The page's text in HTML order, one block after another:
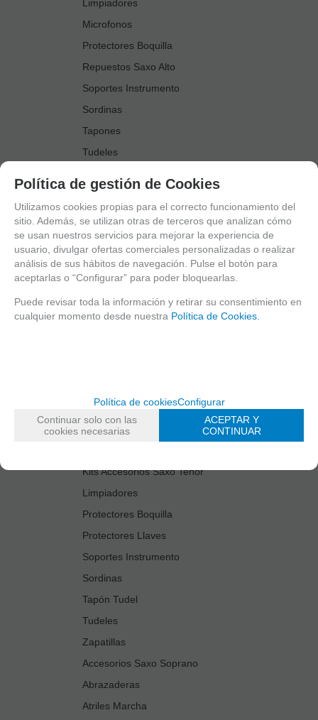
Limpiadores
Microfonos
Protectores Boquilla
Repuestos Saxo Alto
Soportes Instrumento
Sordinas
Tapones
Tudeles
Accesorios Saxo Tenor
Abrazaderas
Anillo Fonico Saxo Tenor
Atriles Marcha
Boquillas
Boquilleros
Cañas
Estuches Guardacañas
Estuches Instrumento
Kits Accesorios Saxo Tenor
Limpiadores
Protectores Boquilla
Protectores Llaves
Soportes Instrumento
Sordinas
Tapón Tudel
Tudeles
Zapatillas
Accesorios Saxo Soprano
Abrazaderas
Atriles Marcha
Política de gestión de Cookies
Utilizamos cookies propias para el correcto funcionamiento del
sitio. Además, se utilizan otras de terceros que analizan cómo
se usan nuestros servicios para mejorar la experiencia de
usuario, divulgar ofertas comerciales personalizadas o realizar
análisis de sus hábitos de navegación. Pulse el botón para
aceptarlas o “Configurar” para poder bloquearlas.
Puede revisar toda la información y retirar su consentimiento en
cualquier momento desde nuestra Política de Cookies.
Política de cookiesConfigurar
Continuar solo con las
cookies necesarias
ACEPTAR Y
CONTINUAR